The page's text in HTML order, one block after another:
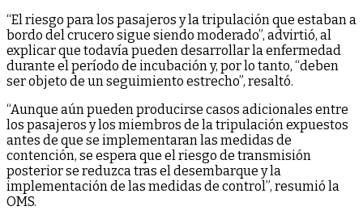
“El riesgo para los pasajeros y la tripulación que estaban a
bordo del crucero sigue siendo moderado”, advirtió, al
explicar que todavía pueden desarrollar la enfermedad
durante el período de incubación y, por lo tanto, “deben
ser objeto de un seguimiento estrecho”, resaltó.
“Aunque aún pueden producirse casos adicionales entre
los pasajeros y los miembros de la tripulación expuestos
antes de que se implementaran las medidas de
contención, se espera que el riesgo de transmisión
posterior se reduzca tras el desembarque y la
implementación de las medidas de control”, resumió la
OMS.